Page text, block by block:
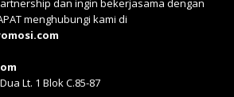
dan ingin bekerjasama dengan
menghubungi kami di
Lt. 1 Blok C.85-87